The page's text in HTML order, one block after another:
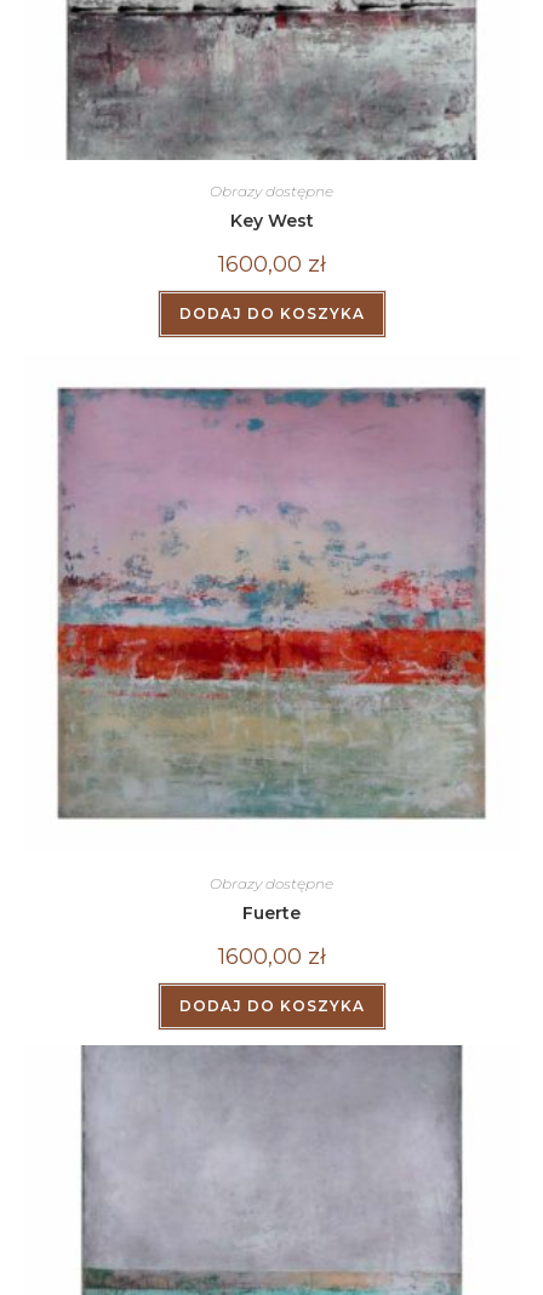
Obrazy dostępne
Key West
1600,00 zł
DODAJ DO KOSZYKA
Obrazy dostępne
Fuerte
1600,00 zł
DODAJ DO KOSZYKA